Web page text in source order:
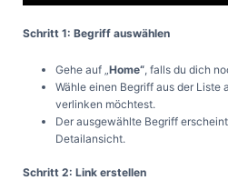
Schritt 1: Begriff auswählen
Gehe auf „ Home“ , falls du dich
Wähle einen Begriff aus der Liste
verlinken möchtest.
Der ausgewählte Begriff
Detailansicht.
Schritt 2: Link erstellen